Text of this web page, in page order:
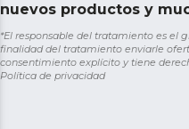
nuevos productos y
*El responsable del tratamiento es el
finalidad del tratamiento enviarle
consentimiento explícito y tiene
Política de privacidad